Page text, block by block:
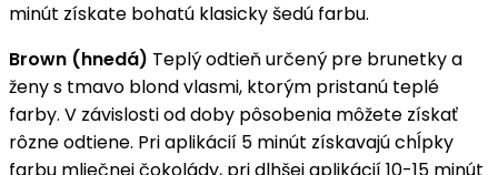
minút získate bohatú klasicky šedú farbu.
Brown (hnedá) Teplý odtieň určený pre brunetky a
ženy s tmavo blond vlasmi, ktorým pristanú teplé
farby. V závislosti od doby pôsobenia môžete získať
rôzne odtiene. Pri aplikácií 5 minút získavajú chĺpky